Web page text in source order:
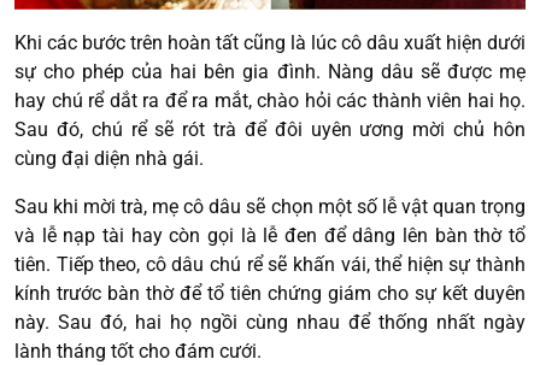
Khi các bước trên hoàn tất cũng là lúc cô dâu xuất hiện dưới
sự cho phép của hai bên gia đình. Nàng dâu sẽ được mẹ
hay chú rể dắt ra để ra mắt, chào hỏi các thành viên hai họ.
Sau đó, chú rể sẽ rót trà để đôi uyên ương mời chủ hôn
cùng đại diện nhà gái.
Sau khi mời trà, mẹ cô dâu sẽ chọn một số lễ vật quan trọng
và lễ nạp tài hay còn gọi là lễ đen để dâng lên bàn thờ tổ
tiên. Tiếp theo, cô dâu chú rể sẽ khấn vái, thể hiện sự thành
kính trước bàn thờ để tổ tiên chứng giám cho sự kết duyên
này. Sau đó, hai họ ngồi cùng nhau để thống nhất ngày
lành tháng tốt cho đám cưới.